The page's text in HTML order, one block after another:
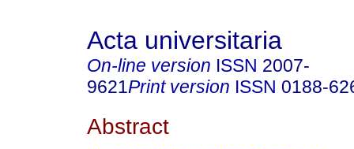
Acta universitaria
On-line version ISSN 2007-
9621Print version ISSN 0188-
Abstract